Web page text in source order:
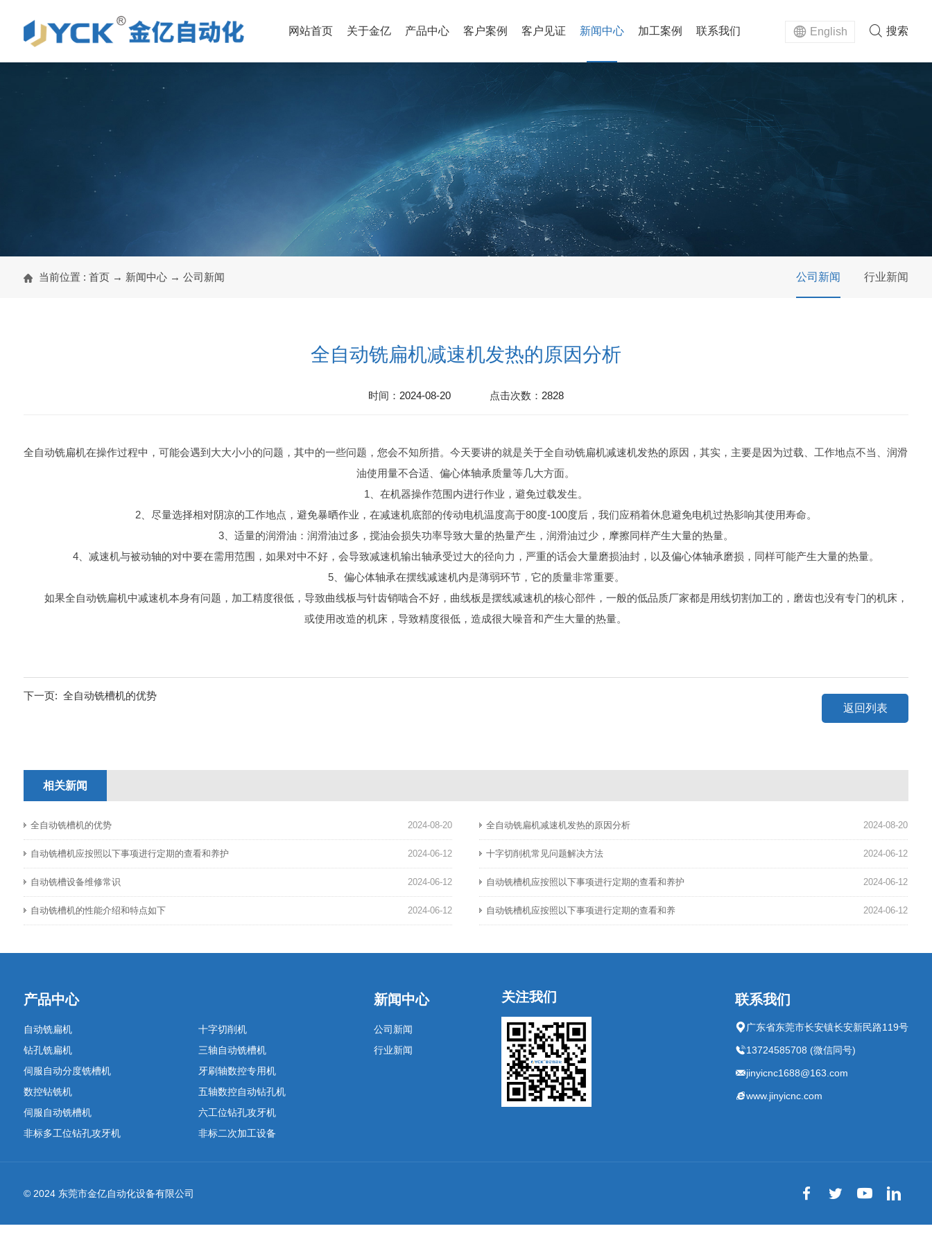
网站首页 关于金亿 产品中心 客户案例 客户见证 新闻中心 加工案例 联系我们 English 搜索
当前位置 : 首页→ 新闻中心→ 公司新闻 公司新闻 行业新闻
全自动铣扁机减速机发热的原因分析
时间： 2024-08-20 点击次数： 2828
全自动铣扁机在操作过程中，可能会遇到大大小小的问题，其中的一些问题，您会不知所措。今天要讲的就是关于全自动铣扁机减速机发热的原因，其实，主要是因为过载、工作地点不当、润滑
油使用量不合适、偏心体轴承质量等几大方面。
1、在机器操作范围内进行作业，避免过载发生。
2、尽量选择相对阴凉的工作地点，避免暴晒作业，在减速机底部的传动电机温度高于80度-100度后，我们应稍着休息避免电机过热影响其使用寿命。
3、适量的润滑油：润滑油过多，搅油会损失功率导致大量的热量产生，润滑油过少，摩擦同样产生大量的热量。
4、减速机与被动轴的对中要在需用范围，如果对中不好，会导致减速机输出轴承受过大的径向力，严重的话会大量磨损油封，以及偏心体轴承磨损，同样可能产生大量的热量。
5、偏心体轴承在摆线减速机内是薄弱环节，它的质量非常重要。
如果全自动铣扁机中减速机本身有问题，加工精度很低，导致曲线板与针齿销啮合不好，曲线板是摆线减速机的核心部件，一般的低品质厂家都是用线切割加工的，磨齿也没有专门的机床，
或使用改造的机床，导致精度很低，造成很大噪音和产生大量的热量。
返回列表
下一页: 全自动铣槽机的优势
相关新闻
2024-08-20
全自动铣槽机的优势 2024-08-20
全自动铣扁机减速机发热的原因分析
2024-06-12
自动铣槽机应按照以下事项进行定期的查看和养护 2024-06-12
十字切削机常见问题解决方法
2024-06-12
自动铣槽设备维修常识 2024-06-12
自动铣槽机应按照以下事项进行定期的查看和养护
2024-06-12
自动铣槽机的性能介绍和特点如下 2024-06-12
自动铣槽机应按照以下事项进行定期的查看和养
产品中心
自动铣扁机
十字切削机
钻孔铣扁机
三轴自动铣槽机
伺服自动分度铣槽机
牙刷轴数控专用机
数控钻铣机
五轴数控自动钻孔机
伺服自动铣槽机
六工位钻孔攻牙机
非标多工位钻孔攻牙机
非标二次加工设备
新闻中心
公司新闻
行业新闻
关注我们 联系我们
广东省东莞市长安镇长安新民路119号
13724585708 (微信同号)
jinyicnc1688@163.com
www.jinyicnc.com
© 2024 东莞市金亿自动化设备有限公司